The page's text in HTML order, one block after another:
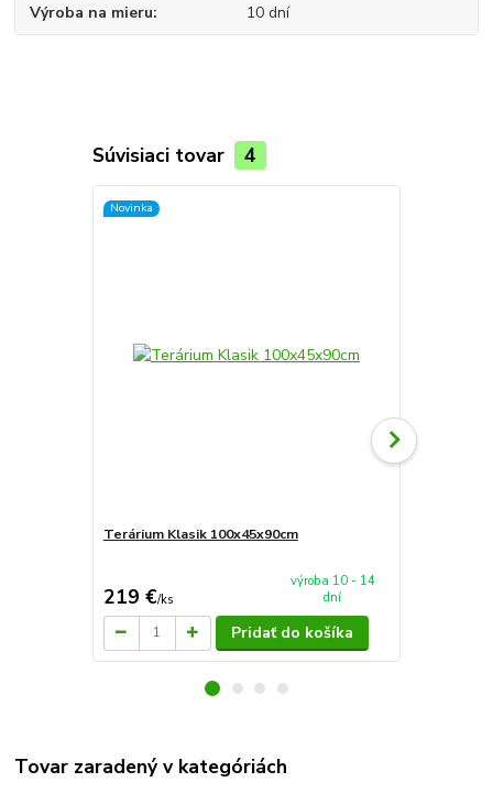
Výroba na mieru 10 dní
Súvisiaci tovar 4
Novinka
Terárium Klasik 100x45x90cm
219 €/ks
výroba 10 - 14
dní
Pridať do košíka
Tovar zaradený v kategóriách